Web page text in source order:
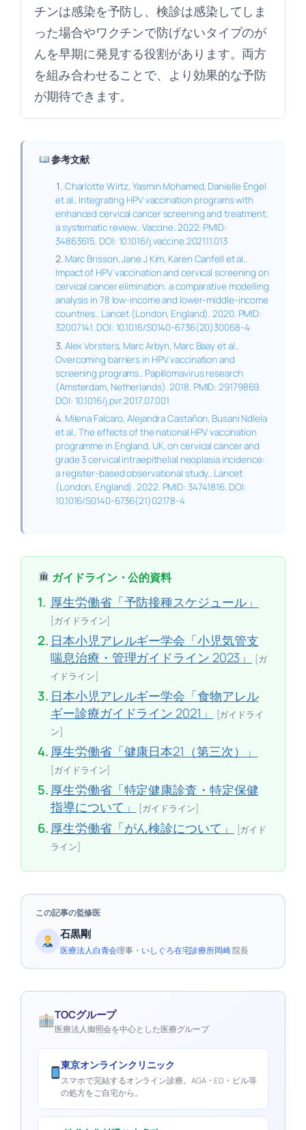
チンは感染を予防し、検診は感染してしま
った場合やワクチンで防げないタイプのが
んを早期に発見する役割があります。両方
を組み合わせることで、より効果的な予防
が期待できます。
参考文献
Charlotte Wirtz, Yasmin Mohamed, Danielle Engel
et al.. Integrating HPV vaccination programs with
enhanced cervical cancer screening and treatment,
a systematic review.. Vaccine. 2022. PMID:
34863615. DOI: 10.1016/j.vaccine.2021.11.013
Marc Brisson, Jane J Kim, Karen Canfell et al..
Impact of HPV vaccination and cervical screening on
cervical cancer elimination: a comparative modelling
analysis in 78 low-income and lower-middle-income
countries.. Lancet (London, England). 2020. PMID:
32007141. DOI: 10.1016/S0140-6736(20)30068-4
Alex Vorsters, Marc Arbyn, Marc Baay et al..
Overcoming barriers in HPV vaccination and
screening programs.. Papillomavirus research
(Amsterdam, Netherlands). 2018. PMID: 29179869.
DOI: 10.1016/j.pvr.2017.07.001
Milena Falcaro, Alejandra Castañon, Busani Ndlela
et al.. The effects of the national HPV vaccination
programme in England, UK, on cervical cancer and
grade 3 cervical intraepithelial neoplasia incidence:
a register-based observational study.. Lancet
(London, England). 2022. PMID: 34741816. DOI:
10.1016/S0140-6736(21)02178-4
ガイドライン・公的資料
1. 厚生労働省「予防接種スケジュール」
[ガイドライン]
2. 日本小児アレルギー学会「小児気管支
喘息治療・管理ガイドライン 2023」
[ガ
イドライン]
3. 日本小児アレルギー学会「食物アレル
ギー診療ガイドライン 2021」
[ガイドライ
ン]
4.厚生労働省「健康日本21（第三次）」
[ガイドライン]
5.厚生労働省「特定健康診査・特定保健
指導について」
[ガイドライン]
6.厚生労働省「がん検診について」
[ガイド
ライン]
この記事の監修医
石黒剛
医療法人白青会理事・ いしぐろ在宅診療所岡崎院長
TOCグループ
医療法人御照会を中心とした医療グループ
東京オンラインクリニック
スマホで完結するオンライン診療。AGA・ED・ピル等
の処方をご自宅から。